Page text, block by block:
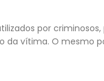
por criminosos,
da vítima. O mesmo